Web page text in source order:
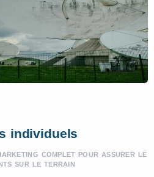
individuels
COMPLET POUR ASSURER LE
SUR LE TERRAIN